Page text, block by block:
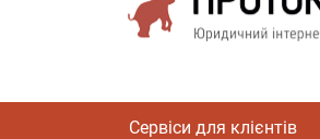
Сервіси для клієнтів